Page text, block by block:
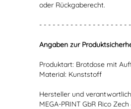
oder Rückgaberecht.
- - - - - - - - - - - - - - - - - - - -
Angaben zur
Produktart: Brotdose mit
Material: Kunststoff
Hersteller und
MEGA-PRINT GbR Rico